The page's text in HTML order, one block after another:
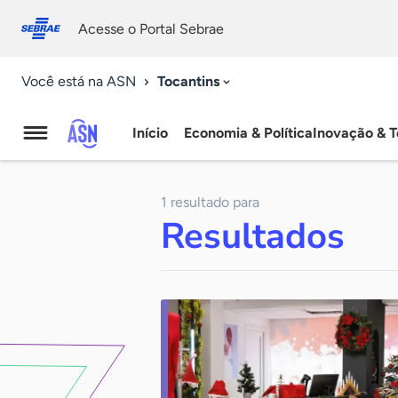
conosco
Acesse o Portal Sebrae
Você está na ASN Tocantins
Agência
Notícias
Início Economia & PolíticaInovação &
1 resultado para
Resultados